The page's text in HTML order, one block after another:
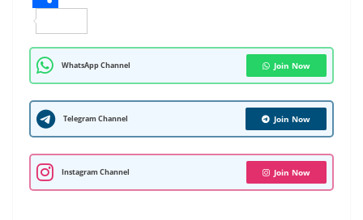
h
a
t
s
A
p
p
a
c
e
b
o
o
k
l
e
g
r
a
m
i
t
r
n
e
I
m
l
n
e
e
t
a
i
l
S
h
a
r
e
WhatsApp Channel Join Now
Telegram Channel Join Now
Instagram Channel Join Now